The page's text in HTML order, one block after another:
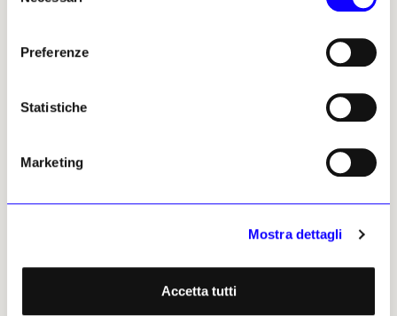
Preferenze
Statistiche
Marketing
Mostra dettagli
Accetta tutti
Novecento, da
Leibovitz
Steven
stilistica dello stilista e la costruzione della
fotografia realizzata da Penn nel 1957 fino
agli scatti di Patrick Demarchelier del 2004.
del Musée Yves Saint Laurent Paris,
contatto, cataloghi pubblicitari, riviste, ritagli